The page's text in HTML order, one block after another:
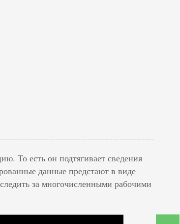
То есть он подтягивает сведения
данные предстают в виде
за многочисленными рабочими